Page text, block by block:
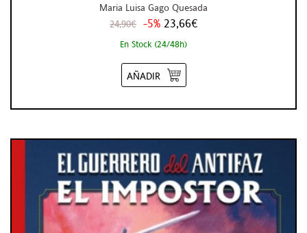
Maria Luisa Gago Quesada
24,90€ -5% 23,66€
En Stock (24/48h)
AÑADIR